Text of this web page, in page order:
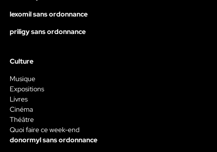
lexomil sans ordonnance
priligy sans ordonnance
Culture
Musique
Expositions
Livres
Cinéma
Théâtre
Quoi faire ce week-end
donormyl sans ordonnance